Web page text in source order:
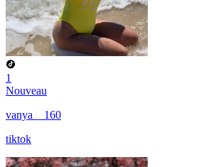
1
Nouveau
vanya__160
tiktok